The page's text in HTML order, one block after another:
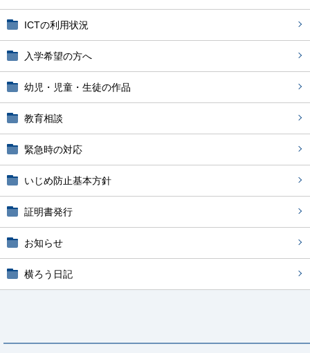
ICTの利用状況
入学希望の方へ
幼児・児童・生徒の作品
教育相談
緊急時の対応
いじめ防止基本方針
証明書発行
お知らせ
横ろう日記